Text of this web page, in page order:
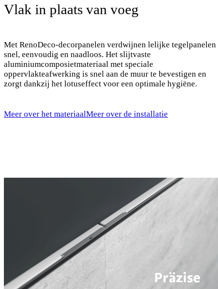
Vlak in plaats van voeg
Met RenoDeco-decorpanelen verdwijnen lelijke tegelpanelen
snel, eenvoudig en naadloos. Het slijtvaste
aluminiumcomposietmateriaal met speciale
oppervlakteafwerking is snel aan de muur te bevestigen en
zorgt dankzij het lotuseffect voor een optimale hygiëne.
Meer over het materiaalMeer over de installatie